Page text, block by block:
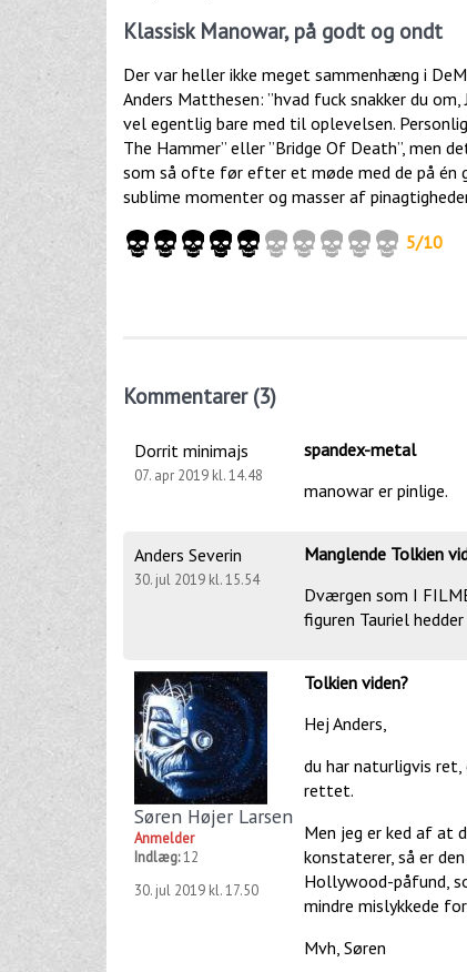
Klassisk Manowar, på godt og ondt
Der var heller ikke meget sammenhæng i
Anders Matthesen: ”hvad fuck snakker du
vel egentlig bare med til oplevelsen.
The Hammer” eller ”Bridge Of Death”, men
som så ofte før efter et møde med de på én
sublime momenter og masser af
5/10
Kommentarer (3)
Dorrit minimajs
07. apr 2019 kl. 14.48
spandex-metal
manowar er pinlige.
Anders Severin
30. jul 2019 kl. 15.54
Manglende Tolkien
Dværgen som I
figuren Tauriel
Søren Højer Larsen
Anmelder
Indlæg:12
30. jul 2019 kl. 17.50
Tolkien viden?
Hej Anders,
du har naturligvis
rettet.
Men jeg er ked af at
konstaterer, så er
Hollywood-påfund,
mindre mislykkede
Mvh, Søren